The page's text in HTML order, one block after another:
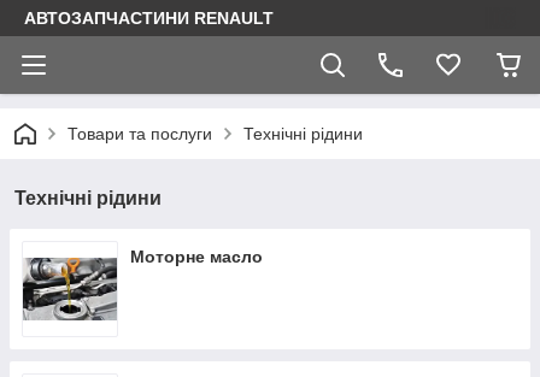
АВТОЗАПЧАСТИНИ RENAULT
Товари та послуги Технічні рідини
Технічні рідини
Моторне масло